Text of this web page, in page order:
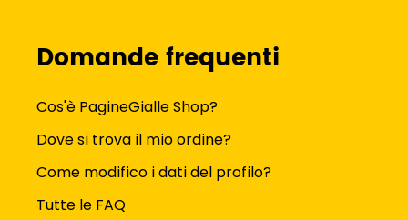
Domande frequenti
Cos'è PagineGialle Shop?
Dove si trova il mio ordine?
Come modifico i dati del profilo?
Tutte le FAQ